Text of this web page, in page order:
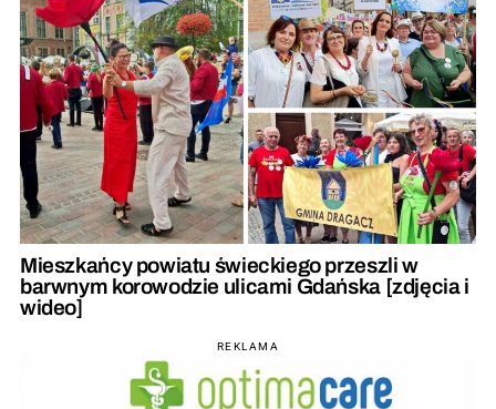
Mieszkańcy powiatu świeckiego przeszli w
barwnym korowodzie ulicami Gdańska [zdjęcia i
wideo]
REKLAMA